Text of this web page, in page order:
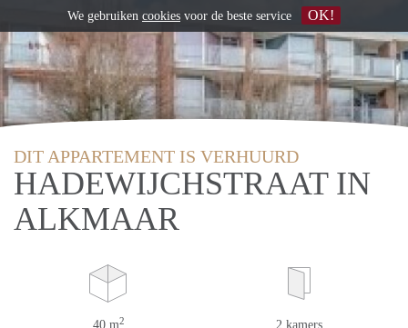
DIT APPARTEMENT IS VERHUURD
HADEWIJCHSTRAAT IN
ALKMAAR
40 m2 2 kamers
We gebruiken cookies voor de beste service OK!